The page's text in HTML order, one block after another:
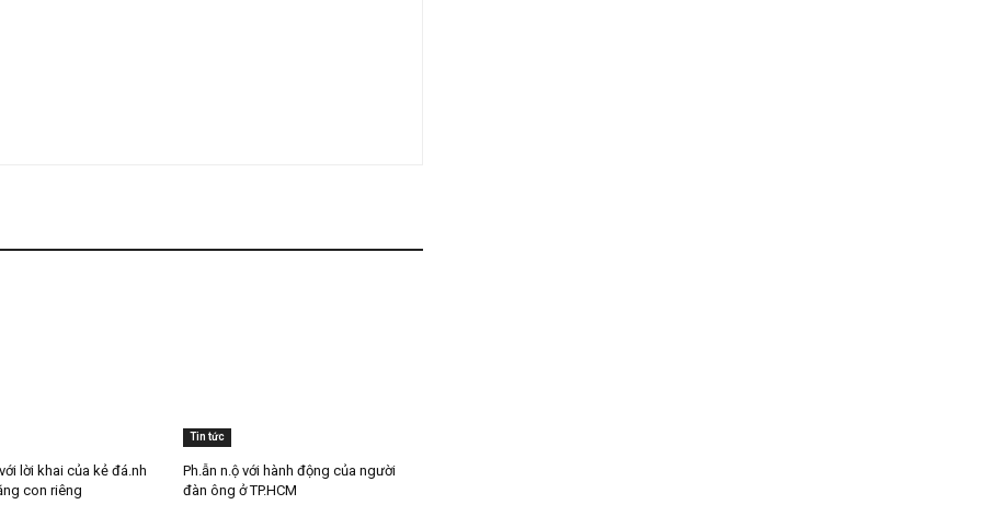
bởi cơ ngơi xa hoa. Bên cạnh đó, Ngọc Sơn cũng được
động thiện nguyện, hỗ trợ người có hoàn cảnh khó